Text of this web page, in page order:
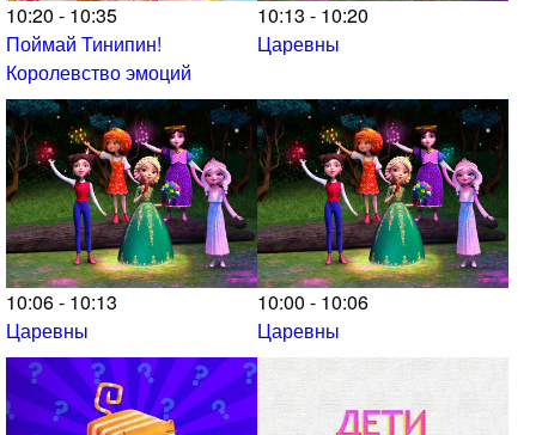
10:20 - 10:35
Поймай Тинипин!
Королевство эмоций
10:13 - 10:20
Царевны
10:06 - 10:13
Царевны
10:00 - 10:06
Царевны